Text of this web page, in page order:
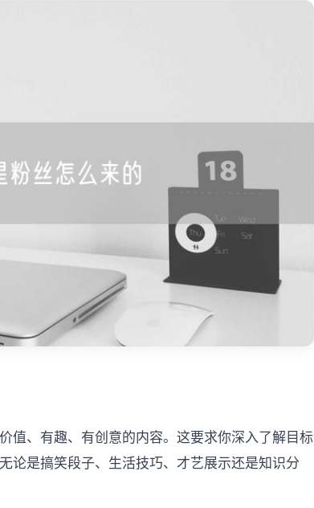
值、有趣、有创意的内容。这要求你深入了解目标
论是搞笑段子、生活技巧、才艺展示还是知识分